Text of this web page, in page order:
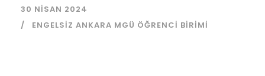
30 NISAN 2024
ENGELSIZ ANKARA MGÜ ÖĞRENCI BIRIMI